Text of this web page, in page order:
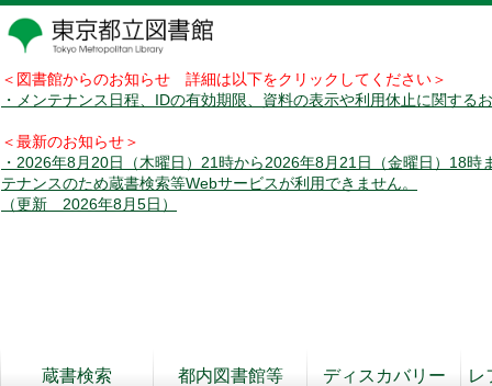
＜図書館からのお知らせ 詳細は以下をクリックしてください＞
・メンテナンス日程、IDの有効期限、資料の表示や利用休止に関する
＜最新のお知らせ＞
・2026年8月20日（木曜日）21時から2026年8月21日（金曜日）18時
テナンスのため蔵書検索等Webサービスが利用できません。
（更新 2026年8月5日）
蔵書検索
都内図書館等
ディスカバリー
レ